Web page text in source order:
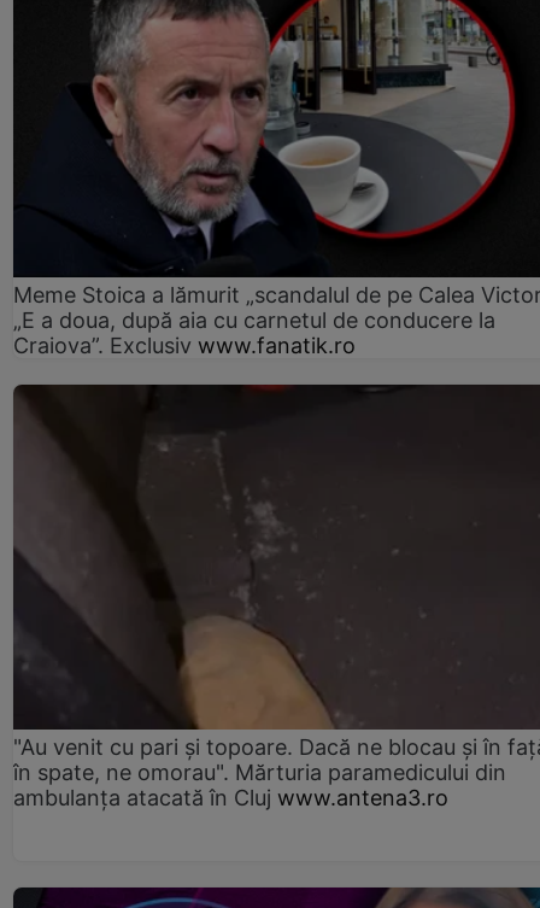
Meme Stoica a lămurit „scandalul de pe Calea
„E a doua, după aia cu carnetul de conducere la
Craiova”. Exclusiv www.fanatik.ro
"Au venit cu pari și topoare. Dacă ne blocau şi în
în spate, ne omorau". Mărturia paramedicului din
ambulanţa atacată în Cluj www.antena3.ro